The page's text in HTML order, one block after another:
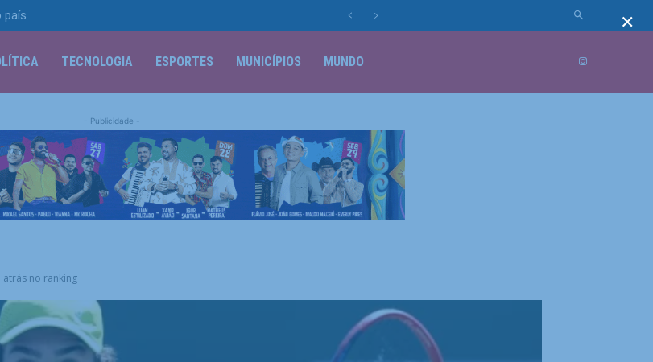
país
TECNOLOGIA ESPORTES MUNICÍPIOS MUNDO
- Publicidade -
atrás no ranking
×